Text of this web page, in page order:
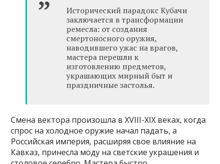
Исторический парадокс Кубачи
заключается в трансформации
ремесла: от создания
смертоносного оружия,
наводившего ужас на врагов,
мастера перешли к
изготовлению предметов,
украшающих мирный быт и
праздничные застолья.
Смена вектора произошла в XVIII-XIX веках, когда
спрос на холодное оружие начал падать, а
Российская империя, расширяя свое влияние на
Кавказ, принесла моду на светские украшения и